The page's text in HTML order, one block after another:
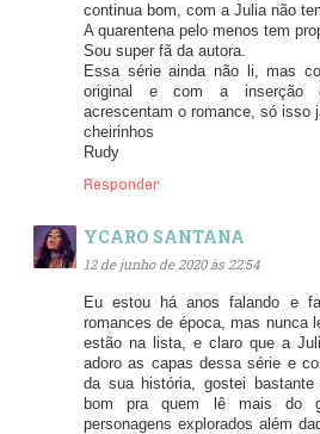
continua bom, com a Julia não
A quarentena pelo menos tem
Sou super fã da autora.
Essa série ainda não li, mas
original e com a inserção
acrescentam o romance, só isso
cheirinhos
Rudy
Responder
YCARO SANTANA
12 de junho de 2020 às 22:54
Eu estou há anos falando e
romances de época, mas nunca
estão na lista, e claro que a
adoro as capas dessa série e
da sua história, gostei
bom pra quem lê mais do
personagens explorados além